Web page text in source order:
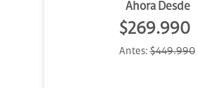
Ahora Desde
$269.990
Antes:$449.990